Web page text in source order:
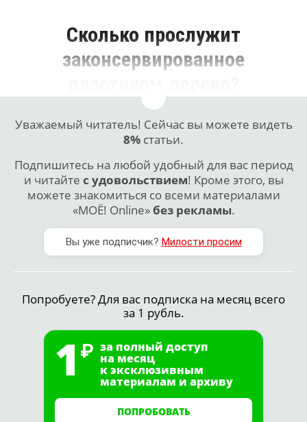
Сколько прослужит
законсервированное
Уважаемый читатель! Сейчас вы можете видеть
8% статьи.
Подпишитесь на любой удобный для вас период
и читайте с удовольствием! Кроме этого, вы
можете знакомиться со всеми материалами
«МОЁ! Online»без рекламы.
Вы уже подписчик? Милости просим
Попробуете? Для вас подписка на месяц всего
за 1 рубль.
1 за полный доступ
на месяц
к эксклюзивным
материалам и архиву
ПОПРОБОВАТЬ